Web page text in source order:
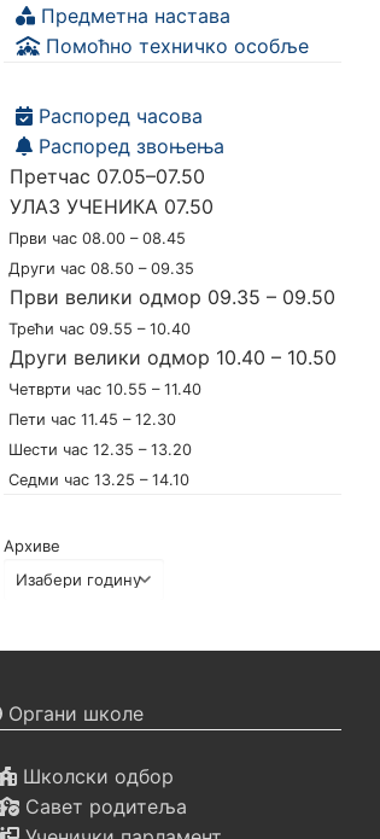
Предметна настава
Помоћно техничко особље
Распоред часова
Распоред звоњења
Претчас 07.05–07.50
УЛАЗ УЧЕНИКА 07.50
Први час 08.00 – 08.45
Други час 08.50 – 09.35
Први велики одмор 09.35 – 09.50
Трећи час 09.55 – 10.40
Други велики одмор 10.40 – 10.50
Четврти час 10.55 – 11.40
Пети час 11.45 – 12.30
Шести час 12.35 – 13.20
Седми час 13.25 – 14.10
Архиве
Органи школе
Школски одбор
Савет родитеља